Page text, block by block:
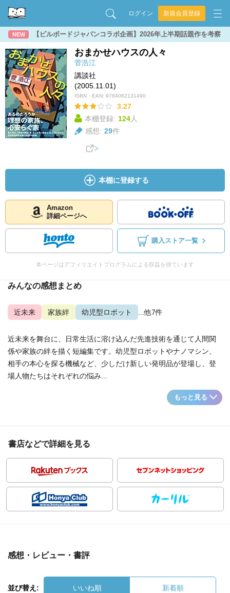
ログイン 新規会員登録
NEW 【ビルボードジャパンコラボ企画】2026年上半期話題作を考察
おまかせハウスの人々
菅浩江
講談社
(2005.11.01)
ISBN・EAN: 9784062131490
3.27
本棚登録: 124人
感想: 29件
本棚に登録する
Amazon
詳細ページへ
購入ストア一覧
本ページはアフィリエイトプログラムによる収益を得ています
みんなの感想まとめ
近未来 家族絆 幼児型ロボット ...他7件
近未来を舞台に、日常生活に溶け込んだ先進技術を通じて人間関
係や家族の絆を描く短編集です。幼児型ロボットやナノマシン、
相手の本心を探る機械など、少しだけ新しい発明品が登場し、登
場人物たちはそれぞれの悩み...
もっと見る
書店などで詳細を見る
感想・レビュー・書評
並び替え: いいね順 新着順